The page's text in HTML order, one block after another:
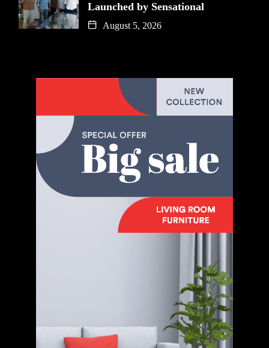
Launched by Sensational
August 5, 2026